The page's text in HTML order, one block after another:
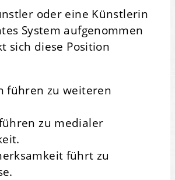
oder eine Künstlerin
System aufgenommen
sich diese Position
führen zu weiteren
zu medialer
führt zu